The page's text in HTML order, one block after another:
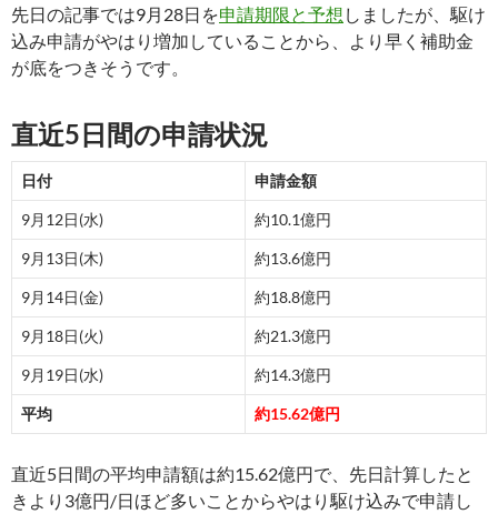
先日の記事では9月28日を申請期限と予想 しましたが、駆け
込み申請がやはり増加していることから、より早く補助金
が底をつきそうです。
直近5日間の申請状況
日付 申請金額
9月12日(水) 約10.1億円
9月13日(木) 約13.6億円
9月14日(金) 約18.8億円
9月18日(火) 約21.3億円
9月19日(水) 約14.3億円
平均 約15.62億円
直近5日間の平均申請額は約15.62億円で、先日計算したと
きより3億円/日ほど多いことからやはり駆け込みで申請し